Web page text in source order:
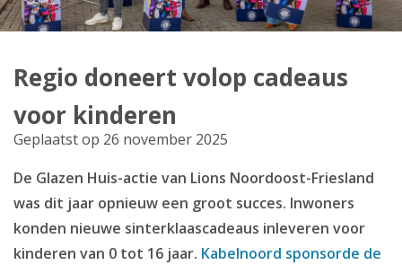
Zenderaanbod
Klantenservice
Mijn Kabelnoord
Zakelijk
Mijn webmail
Regio doneert volop cadeaus
voor kinderen
Geplaatst op 26 november 2025
De Glazen Huis-actie van Lions Noordoost-Friesland
was dit jaar opnieuw een groot succes. Inwoners
konden nieuwe sinterklaascadeaus inleveren voor
kinderen van 0 tot 16 jaar. Kabelnoord sponsorde de